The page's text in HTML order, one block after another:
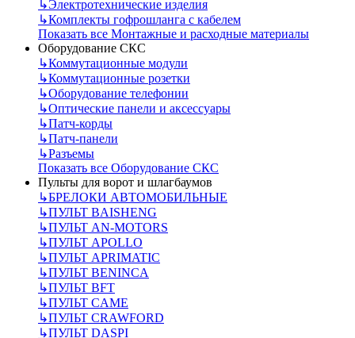
↳Электротехнические изделия
↳Комплекты гофрошланга с кабелем
Показать все Монтажные и расходные материалы
Оборудование СКС
↳Коммутационные модули
↳Коммутационные розетки
↳Оборудование телефонии
↳Оптические панели и аксессуары
↳Патч-корды
↳Патч-панели
↳Разъемы
Показать все Оборудование СКС
Пульты для ворот и шлагбаумов
↳БРЕЛОКИ АВТОМОБИЛЬНЫЕ
↳ПУЛЬТ BAISHENG
↳ПУЛЬТ AN-MOTORS
↳ПУЛЬТ APOLLO
↳ПУЛЬТ APRIMATIC
↳ПУЛЬТ BENINCA
↳ПУЛЬТ BFT
↳ПУЛЬТ CAME
↳ПУЛЬТ CRAWFORD
↳ПУЛЬТ DASPI